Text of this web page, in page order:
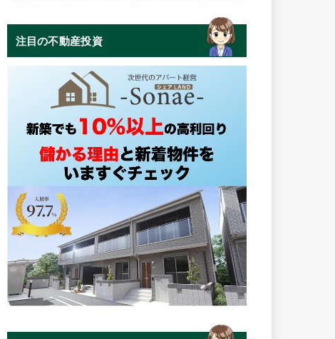
注目の不動産投資